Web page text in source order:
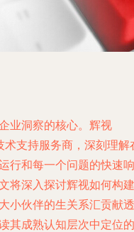
业洞察的核心。辉视
术支持服务商，深刻理解
行和每一个问题的快速响
将深入探讨辉视如何构建
小伙伴的生关系汇贡献透
其成熟认知层次中定位的